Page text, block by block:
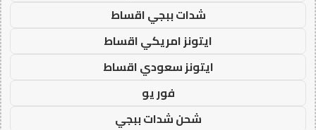
شدات ببجي اقساط
ايتونز امريكي اقساط
ايتونز سعودي اقساط
فور يو
شحن شدات ببجي